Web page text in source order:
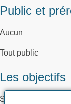
Public et
Aucun
Tout public
Les objectifs
Sensibiliser les